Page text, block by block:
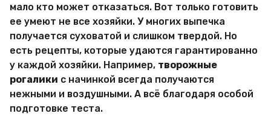
р
М
и
р
Х
и
т
р
о
с
мало кто может отказаться. Вот только готовить
ее умеют не все хозяйки. У многих выпечка
получается суховатой и слишком твердой. Но
есть рецепты, которые удаются гарантированно
у каждой хозяйки. Например, творожные
рогалики с начинкой всегда получаются
нежными и воздушными. А всё благодаря особой
подготовке теста.